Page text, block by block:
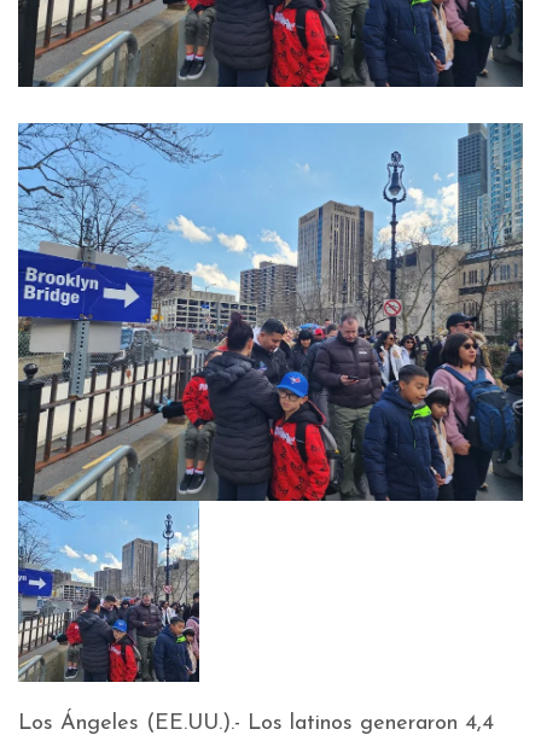
Los Ángeles (EE.UU.).- Los latinos generaron 4,4